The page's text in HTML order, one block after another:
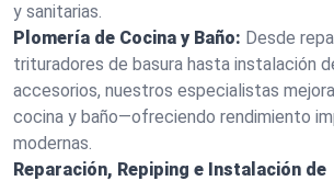
y sanitarias.
Plomería de Cocina y Baño: Desde
trituradores de basura hasta instalación
accesorios, nuestros especialistas
cocina y baño—ofreciendo rendimiento
modernas.
Reparación, Repiping e Instalación de